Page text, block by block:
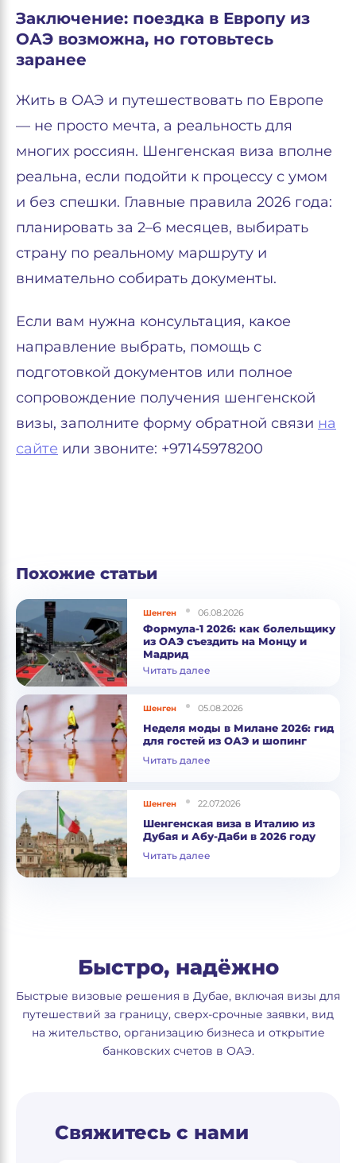
Заключение: поездка в Европу из
ОАЭ возможна, но готовьтесь
заранее
Жить в ОАЭ и путешествовать по Европе
— не просто мечта, а реальность для
многих россиян. Шенгенская виза вполне
реальна, если подойти к процессу с умом
и без спешки. Главные правила 2026 года:
планировать за 2–6 месяцев, выбирать
страну по реальному маршруту и
внимательно собирать документы.
Если вам нужна консультация, какое
направление выбрать, помощь с
подготовкой документов или полное
сопровождение получения шенгенской
визы, заполните форму обратной связи на
сайте или звоните: +97145978200
Похожие статьи
Шенген 06.08.2026
Формула-1 2026: как болельщику
из ОАЭ съездить на Монцу и
Мадрид
Читать далее
Шенген 05.08.2026
Неделя моды в Милане 2026: гид
для гостей из ОАЭ и шопинг
Читать далее
Шенген 22.07.2026
Шенгенская виза в Италию из
Дубая и Абу-Даби в 2026 году
Читать далее
Быстро, надёжно
Быстрые визовые решения в Дубае, включая визы для
путешествий за границу, сверх-срочные заявки, вид
на жительство, организацию бизнеса и открытие
банковских счетов в ОАЭ.
Свяжитесь с нами